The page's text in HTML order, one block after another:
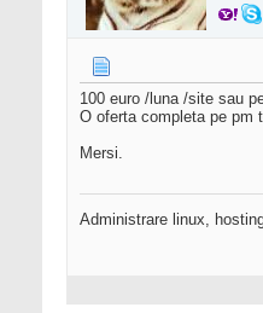
100 euro /luna /site sau
O oferta completa pe pm
Mersi.
Administrare linux,